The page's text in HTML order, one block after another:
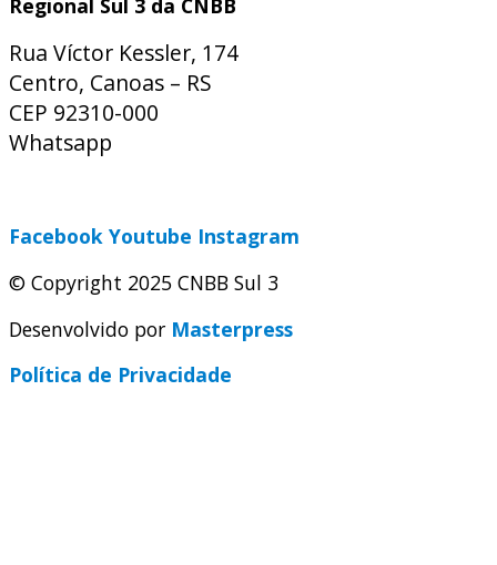
Rua Víctor Kessler, 174
Centro, Canoas – RS
CEP 92310-000
Whatsapp
Facebook Youtube Instagram
© Copyright 2025 CNBB Sul 3
Desenvolvido por Masterpress
Política de Privacidade